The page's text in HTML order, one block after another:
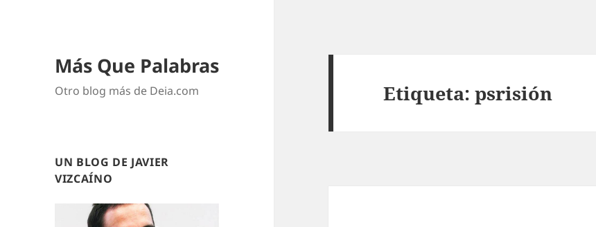
Más Que Palabras
Otro blog más de Deia.com
UN BLOG DE JAVIER
VIZCAÍNO
Etiqueta:psrisión